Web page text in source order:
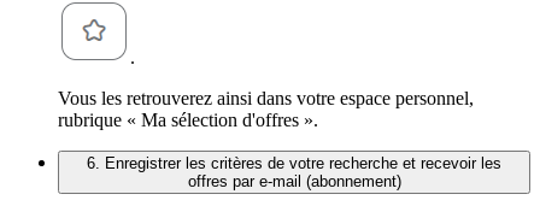
.
Vous les retrouverez ainsi dans votre espace personnel,
rubrique « Ma sélection d'offres ».
6. Enregistrer les critères de votre recherche et recevoir les
offres par e-mail (abonnement)